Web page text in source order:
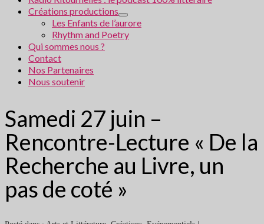
Créations productions
Les Enfants de l’aurore
Rhythm and Poetry
Qui sommes nous ?
Contact
Nos Partenaires
Nous soutenir
Samedi 27 juin –
Rencontre-Lecture « De la
Recherche au Livre, un
pas de coté »